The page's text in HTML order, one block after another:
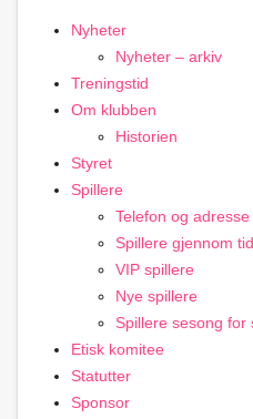
Nyheter
Nyheter – arkiv
Treningstid
Om klubben
Historien
Styret
Spillere
Telefon og adresse
Spillere gjennom
VIP spillere
Nye spillere
Spillere sesong for
Etisk komitee
Statutter
Sponsor